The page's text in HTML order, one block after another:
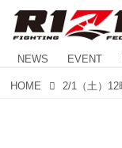
NEWS EVENT
HOME